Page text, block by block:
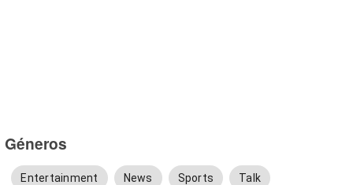
Géneros
Entertainment News Sports Talk